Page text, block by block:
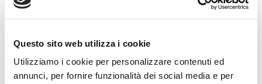
Questo sito web utilizza i cookie
Utilizziamo i cookie per personalizzare contenuti ed
annunci, per fornire funzionalità dei social media e per
una messa a terra; l’alternativa è un inverter senza
trasformatore, che solitamente è più piccolo,
ma non fornisce un isolamento elettrico;
inverter aonda modificata, molto più economici,
ma danno più interferenze a livello di rumore e